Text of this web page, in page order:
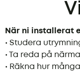
När ni installerat
• Studera
• Ta reda på
• Räkna hur